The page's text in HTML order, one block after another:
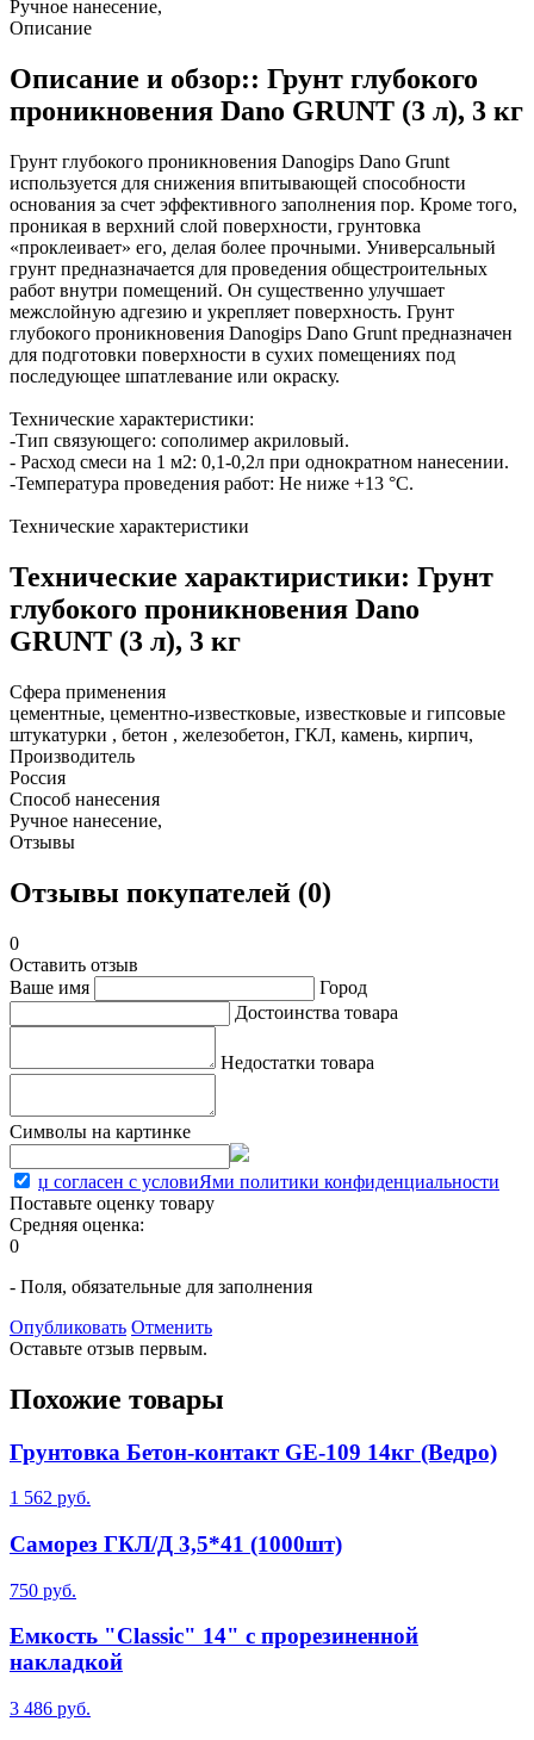
Ручное нанесение,
Описание
Описание и обзор:: Грунт глубокого
проникновения Dano GRUNT (3 л), 3 кг
Грунт глубокого проникновения Danogips Dano Grunt
используется для снижения впитывающей способности
основания за счет эффективного заполнения пор. Кроме того,
проникая в верхний слой поверхности, грунтовка
«проклеивает» его, делая более прочными. Универсальный
грунт предназначается для проведения общестроительных
работ внутри помещений. Он существенно улучшает
межслойную адгезию и укрепляет поверхность. Грунт
глубокого проникновения Danogips Dano Grunt предназначен
для подготовки поверхности в сухих помещениях под
последующее шпатлевание или окраску.
Технические характеристики:
-Тип связующего: сополимер акриловый.
- Расход смеси на 1 м2: 0,1-0,2л при однократном нанесении.
-Температура проведения работ: Не ниже +13 °С.
Технические характеристики
Технические характиристики: Грунт
глубокого проникновения Dano
GRUNT (3 л), 3 кг
Сфера применения
цементные, цементно-известковые, известковые и гипсовые
штукатурки , бетон , железобетон, ГКЛ, камень, кирпич,
Производитель
Россия
Способ нанесения
Ручное нанесение,
Отзывы
Отзывы покупателей (0)
0
Оставить отзыв
Ваше имя
Город
Достоинства товара
Недостатки товара
Символы на картинке
џ согласен с условиЯми политики конфиденциальности
Поставьте оценку товару
Средняя оценка:
0
- Поля, обязательные для заполнения
Опубликовать Отменить
Оставьте отзыв первым.
Похожие товары
Грунтовка Бетон-контакт GE-109 14кг (Ведро)
1 562 руб.
Саморез ГКЛ/Д 3,5*41 (1000шт)
750 руб.
Емкость "Classic" 14" с прорезиненной
накладкой
3 486 руб.